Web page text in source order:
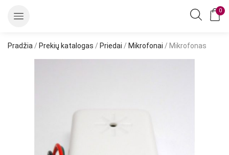
0
Pradžia / Prekių katalogas / Priedai / Mikrofonai / Mikrofonas